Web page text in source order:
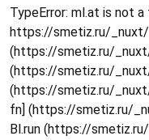
TypeError: ml.at is not
https://smetiz.ru/_nuxt/
(https://smetiz.ru/
(https://smetiz.ru/
(https://smetiz.ru/
fn] (https://smetiz.ru/
Bl.run (https://